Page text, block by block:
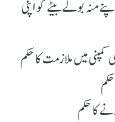
منہ بولے بیٹے کو اپنی
میں ملازمت کا حکم
کا حکم